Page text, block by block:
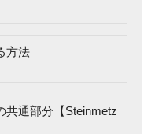
方法
共通部分【Steinmetz